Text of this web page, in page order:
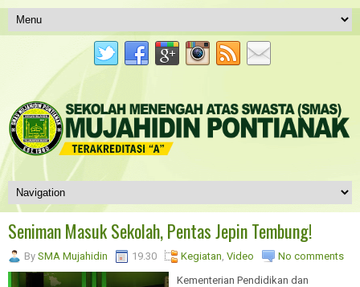
Seniman Masuk Sekolah, Pentas Jepin Tembung!
By SMA Mujahidin 19.30 Kegiatan Video
No comments
Kementerian Pendidikan dan